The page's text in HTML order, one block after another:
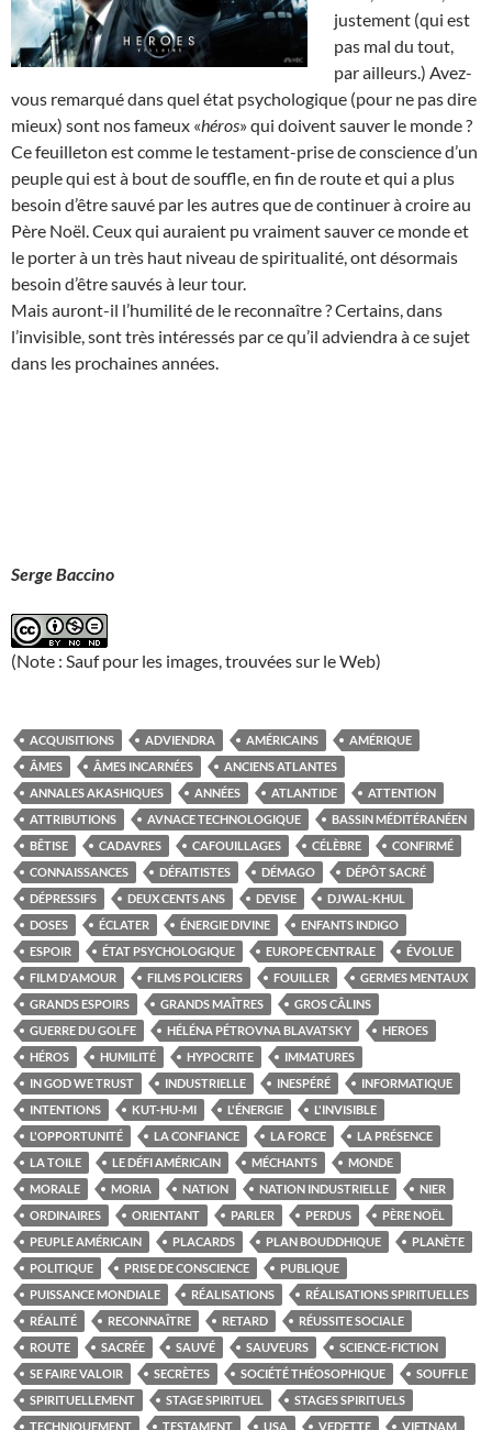
justement (qui est
pas mal du tout,
par ailleurs.) Avez-
vous remarqué dans quel état psychologique (pour ne pas dire
mieux) sont nos fameux «héros» qui doivent sauver le monde ?
Ce feuilleton est comme le testament-prise de conscience d’un
peuple qui est à bout de souffle, en fin de route et qui a plus
besoin d’être sauvé par les autres que de continuer à croire au
Père Noël. Ceux qui auraient pu vraiment sauver ce monde et
le porter à un très haut niveau de spiritualité, ont désormais
besoin d’être sauvés à leur tour.
Mais auront-il l’humilité de le reconnaître ? Certains, dans
l’invisible, sont très intéressés par ce qu’il adviendra à ce sujet
dans les prochaines années.
Serge Baccino
(Note : Sauf pour les images, trouvées sur le Web)
ACQUISITIONS ADVIENDRA AMÉRICAINS
AMÉRIQUE
ÂMES
ÂMES INCARNÉES
ANCIENS ATLANTES
ANNALES AKASHIQUES
ANNÉES ATLANTIDE
ATTENTION
ATTRIBUTIONS
AVNACE TECHNOLOGIQUE
BASSIN MÉDITÉRANÉEN
BÊTISE
CADAVRES CAFOUILLAGES CÉLÈBRE
CONFIRMÉ
CONNAISSANCES
DÉFAITISTES DÉMAGO
DÉPÔT SACRÉ
DÉPRESSIFS
DEUX CENTS ANS DEVISE
DJWAL-KHUL
DOSES
ÉCLATER ÉNERGIE DIVINE
ENFANTS INDIGO
ESPOIR
ÉTAT PSYCHOLOGIQUE EUROPE CENTRALE
ÉVOLUE
FILM D'AMOUR
FILMS POLICIERS FOUILLER
GERMES MENTAUX
GRANDS ESPOIRS
GRANDS MAÎTRES
GROS CÂLINS
GUERRE DU GOLFE
HÉLÉNA PÉTROVNA BLAVATSKY
HEROES
HÉROS
HUMILITÉ HYPOCRITE
IMMATURES
IN GOD WE TRUST
INDUSTRIELLE INESPÉRÉ
INFORMATIQUE
INTENTIONS
KUT-HU-MI L'ÉNERGIE
L'INVISIBLE
L'OPPORTUNITÉ
LA CONFIANCE LA FORCE
LA PRÉSENCE
LA TOILE
LE DÉFI AMÉRICAIN MÉCHANTS
MONDE
MORALE
MORIA NATION NATION INDUSTRIELLE
NIER
ORDINAIRES
ORIENTANT PARLER PERDUS
PÈRE NOËL
PEUPLE AMÉRICAIN
PLACARDS PLAN BOUDDHIQUE
PLANÈTE
POLITIQUE
PRISE DE CONSCIENCE
PUBLIQUE
PUISSANCE MONDIALE
RÉALISATIONS
RÉALISATIONS SPIRITUELLES
RÉALITÉ
RECONNAÎTRE RETARD
RÉUSSITE SOCIALE
ROUTE
SACRÉE SAUVÉ SAUVEURS
SCIENCE-FICTION
SE FAIRE VALOIR
SECRÈTES SOCIÉTÉ THÉOSOPHIQUE
SOUFFLE
SPIRITUELLEMENT
STAGE SPIRITUEL
STAGES SPIRITUELS
TECHNIQUEMENT
TESTAMENT USA VEDETTE
VIETNAM